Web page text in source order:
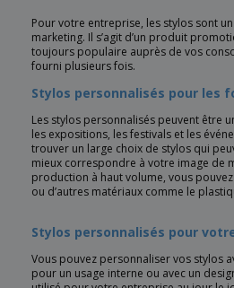
Pour votre entreprise, les stylos sont
marketing. Il s’agit d’un produit
toujours populaire auprès de vos
fourni plusieurs fois.
Stylos personnalisés pour les
Les stylos personnalisés peuvent être
les expositions, les festivals et les
trouver un large choix de stylos qui
mieux correspondre à votre image de
production à haut volume, vous
ou d’autres matériaux comme le
Stylos personnalisés pour
Vous pouvez personnaliser vos stylos
pour un usage interne ou avec un